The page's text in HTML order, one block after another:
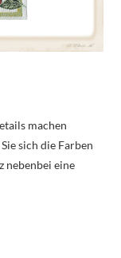
machen
sich die Farben
nebenbei eine